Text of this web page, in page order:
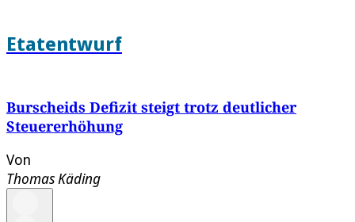
Etatentwurf
Burscheids Defizit steigt trotz deutlicher
Steuererhöhung
Von
Thomas Käding